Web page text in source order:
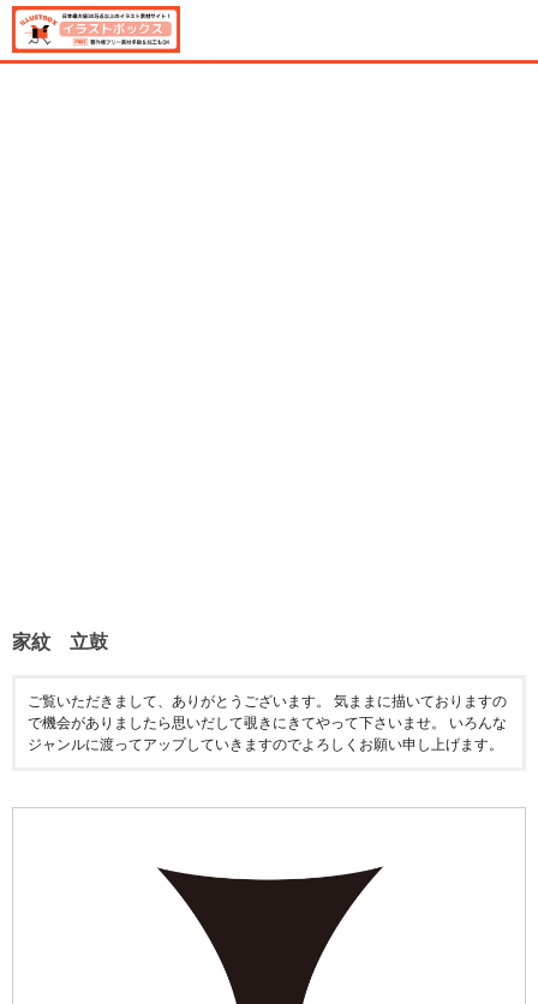
家紋 立鼓
ご覧いただきまして、ありがとうございます。 気ままに描いておりますの
で機会がありましたら思いだして覗きにきてやって下さいませ。 いろんな
ジャンルに渡ってアップしていきますのでよろしくお願い申し上げます。